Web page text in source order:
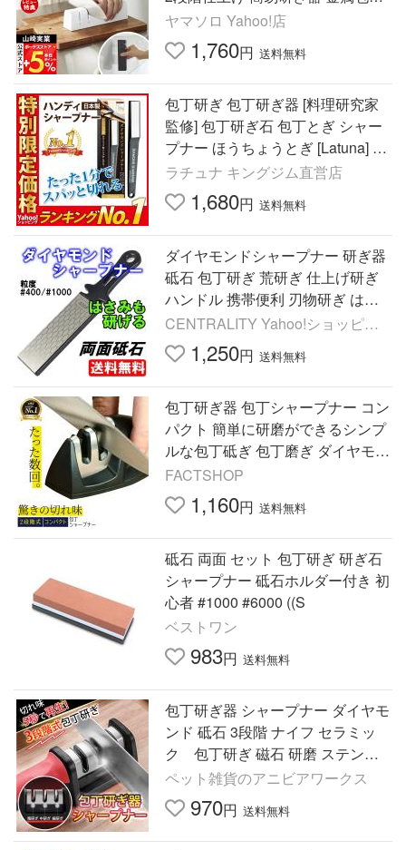
切れ味復活 研ぎ直し 10749 10750
ヤマソロ Yahoo!店
1,760円 送料無料
包丁研ぎ 包丁研ぎ器 [料理研究家
監修] 包丁研ぎ石 包丁とぎ シャー
プナー ほうちょうとぎ [Latuna] 日
本製 セラミック 対応 包丁
ラチュナ キングジム直営店
1,680円 送料無料
ダイヤモンドシャープナー 研ぎ器
砥石 包丁研ぎ 荒研ぎ 仕上げ研ぎ
ハンドル 携帯便利 刃物研ぎ はさ
み研ぎ 両面砥石 セラミック包丁
CENTRALITY Yahoo!ショッピン
グ店1,250円 送料無料
包丁研ぎ器 包丁シャープナー コン
パクト 簡単に研磨ができるシンプ
ルな包丁砥ぎ 包丁磨ぎ ダイヤモン
ドシャープナー
FACTSHOP
1,160円 送料無料
砥石 両面 セット 包丁研ぎ 研ぎ石
シャープナー 砥石ホルダー付き 初
心者 #1000 #6000 ((S
ベストワン
983円 送料無料
包丁研ぎ器 シャープナー ダイヤモ
ンド 砥石 3段階 ナイフ セラミッ
ク 包丁研ぎ 磁石 研磨 ステンレ
ス 研ぎ機 スタンド 調理器具 キッ
チン 切れ味
ペット雑貨のアニビアワークス
970円 送料無料